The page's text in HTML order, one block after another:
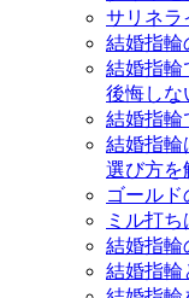
サリネラ
結婚指輪
結婚指輪
後悔しな
結婚指輪
結婚指輪
選び方を
ゴールド
ミル打ち
結婚指輪
結婚指輪